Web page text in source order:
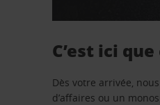
C’est ici
Dès votre arrivée,
d’affaires ou un